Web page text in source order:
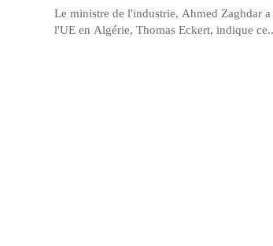
Le ministre de l'industrie, Ahmed Zaghdar
l'UE en Algérie, Thomas Eckert, indique